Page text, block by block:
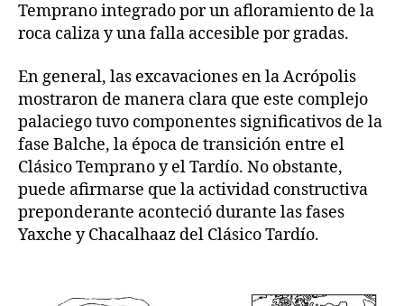
Temprano integrado por un afloramiento de la
roca caliza y una falla accesible por gradas.
En general, las excavaciones en la Acrópolis
mostraron de manera clara que este complejo
palaciego tuvo componentes significativos de la
fase Balche, la época de transición entre el
Clásico Temprano y el Tardío. No obstante,
puede afirmarse que la actividad constructiva
preponderante aconteció durante las fases
Yaxche y Chacalhaaz del Clásico Tardío.